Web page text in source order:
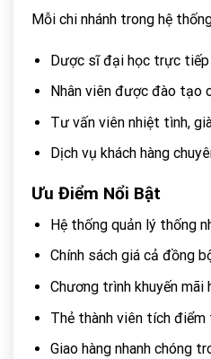
Mỗi chi nhánh trong hệ
Dược sĩ đại học trực tiếp
Nhân viên được đào tạo
Tư vấn viên nhiệt tình,
Dịch vụ khách hàng
Ưu Điểm Nổi Bật
Hệ thống quản lý thống
Chính sách giá cả đồng
Chương trình khuyến mãi
Thẻ thành viên tích điểm
Giao hàng nhanh chóng